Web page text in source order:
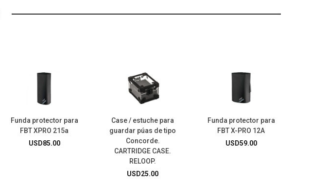
Funda protector para
FBT XPRO 215a
USD85.00
Case / estuche para
guardar púas de tipo
Concorde.
CARTRIDGE CASE.
RELOOP.
USD25.00
Funda protector para
FBT X-PRO 12A
USD59.00